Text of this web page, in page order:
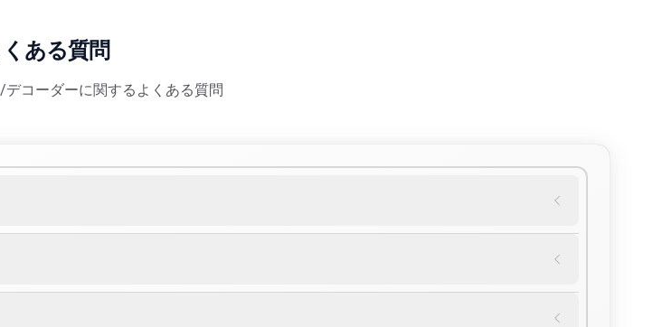
ある質問
デコーダーに関するよくある質問